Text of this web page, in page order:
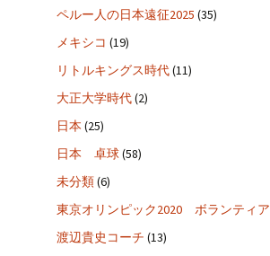
ペルー人の日本遠征2025 (35)
メキシコ (19)
リトルキングス時代(11)
大正大学時代(2)
日本 (25)
日本 卓球(58)
未分類(6)
東京オリンピック2020 ボランティア
渡辺貴史コーチ (13)